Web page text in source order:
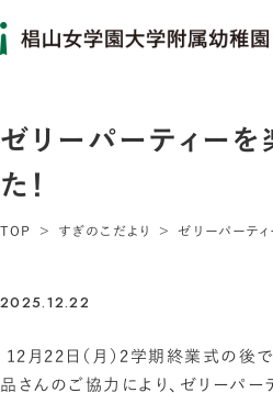
ゼリーパーティーを
た！
TOP すぎのこだより ゼリーパーティ
2025.12.22
12月22日（月）2学期終業式の後
品さんのご協力により、ゼリーパー